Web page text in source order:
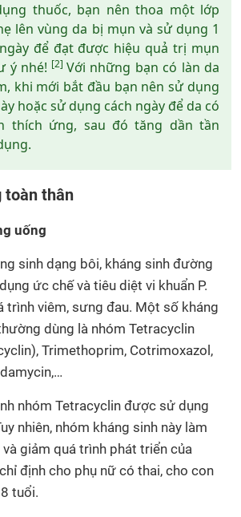
thuốc, bạn nên thoa một lớp
lên vùng da bị mụn và sử dụng 1
để đạt được hiệu quả trị mụn
ý nhé! [2]Với những bạn có làn da
khi mới bắt đầu bạn nên sử dụng
hoặc sử dụng cách ngày để da có
thích ứng, sau đó tăng dần tần
toàn thân
uống
sinh dạng bôi, kháng sinh đường
ức chế và tiêu diệt vi khuẩn P.
trình viêm, sưng đau. Một số kháng
dùng là nhóm Tetracyclin
Trimethoprim, Cotrimoxazol,
nhóm Tetracyclin được sử dụng
nhiên, nhóm kháng sinh này làm
giảm quá trình phát triển của
định cho phụ nữ có thai, cho con
tuổi.